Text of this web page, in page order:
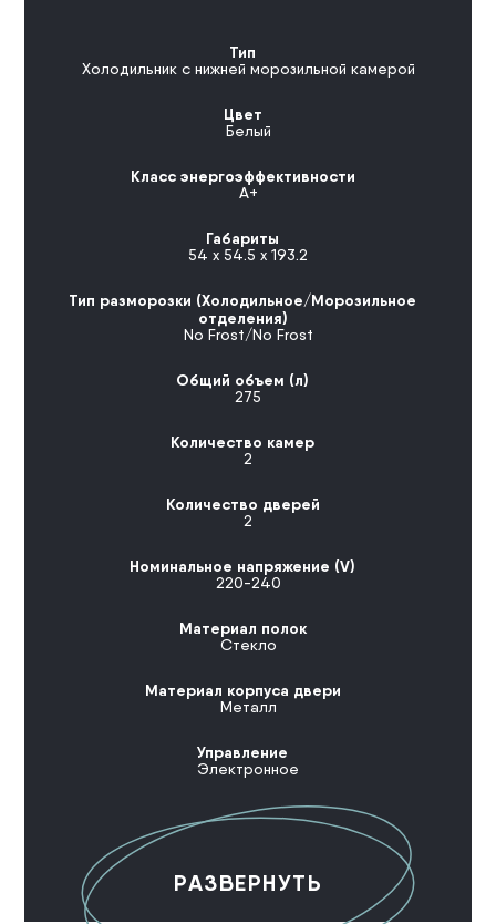
Тип
Холодильник с нижней морозильной камерой
Цвет
Белый
Класс энергоэффективности
А+
Габариты
54 х 54.5 х 193.2
Тип разморозки (Холодильное/Морозильное
отделения)
No Frost/No Frost
Общий объем (л)
275
Количество камер
2
Количество дверей
2
Номинальное напряжение (V)
220-240
Материал полок
Стекло
Материал корпуса двери
Металл
Управление
Электронное
РАЗВЕРНУТЬ